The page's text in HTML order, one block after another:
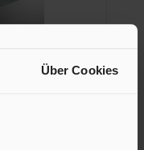
Über Cookies